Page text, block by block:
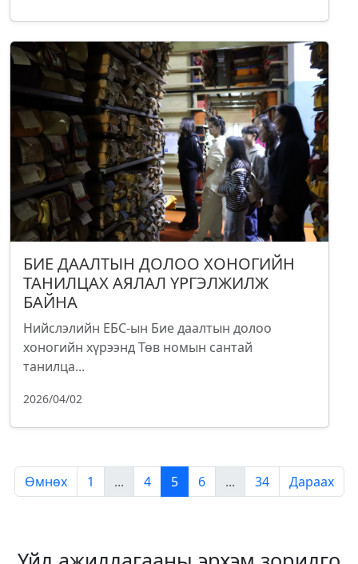
БИЕ ДААЛТЫН ДОЛОО ХОНОГИЙН
ТАНИЛЦАХ АЯЛАЛ ҮРГЭЛЖИЛЖ
БАЙНА
Нийслэлийн ЕБС-ын Бие даалтын долоо
хоногийн хүрээнд Төв номын сантай
танилца...
2026/04/02
Өмнөх 1 ... 4 5 6 ... 34 Дараах